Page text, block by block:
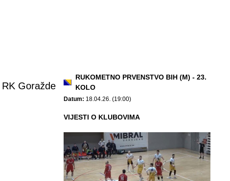
RK Goražde
RUKOMETNO PRVENSTVO BIH (M) - 23.
KOLO
Datum: 18.04.26. (19:00)
VIJESTI O KLUBOVIMA